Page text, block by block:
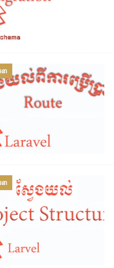
នា
នា